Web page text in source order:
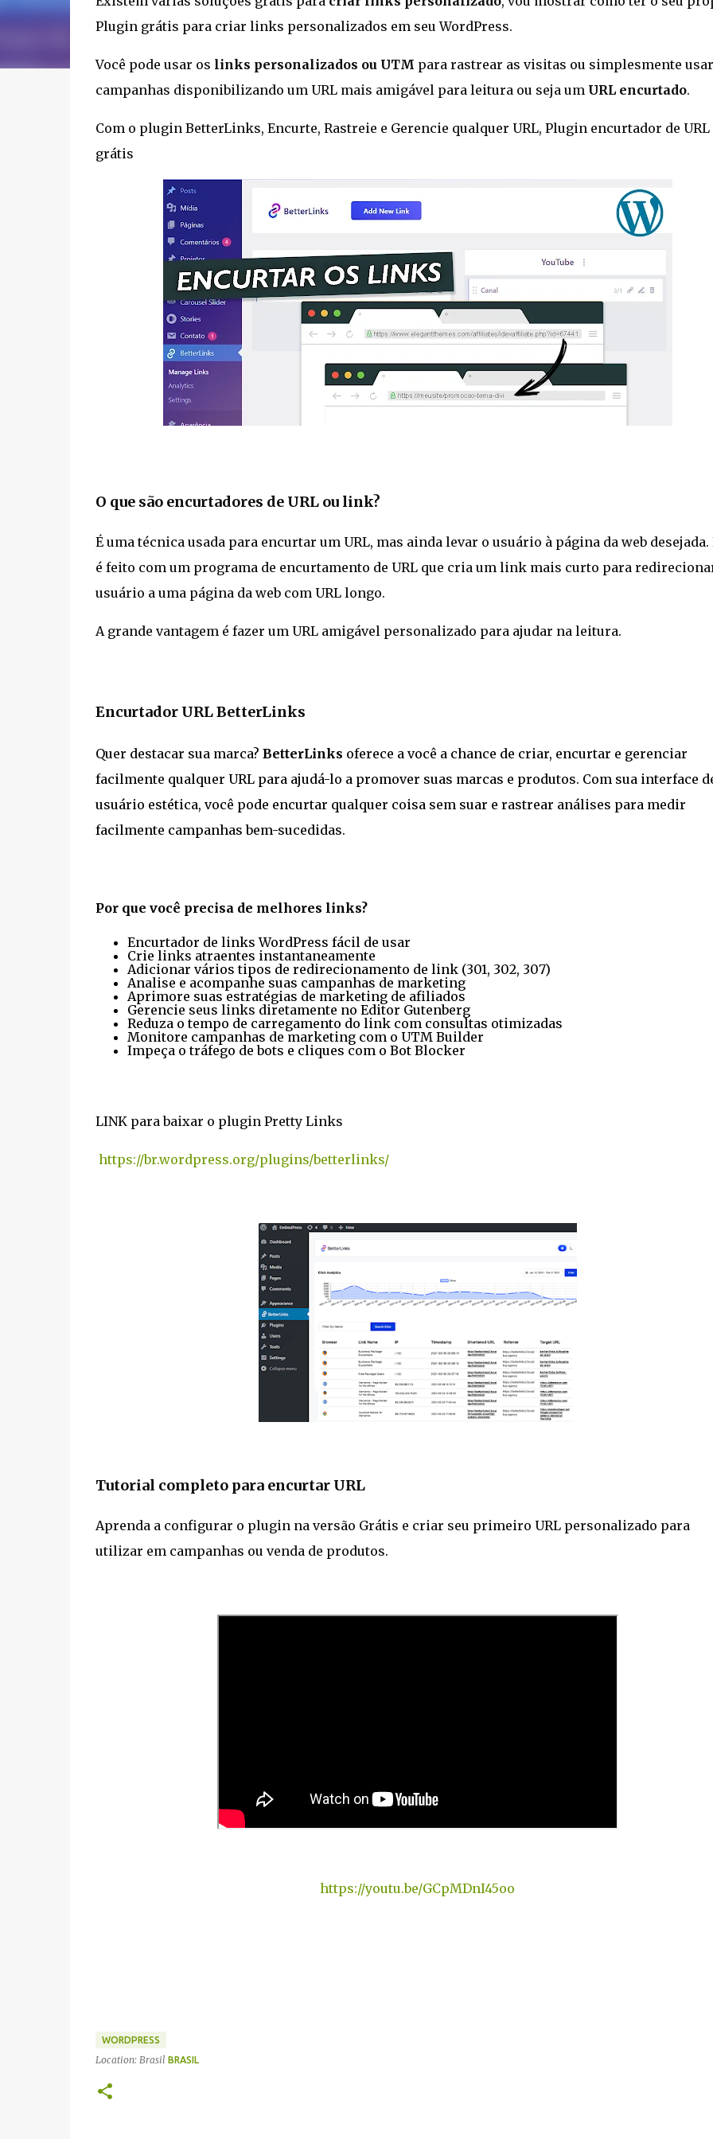
Plugin grátis para criar links personalizados em seu WordPress.
Você pode usar os links personalizados ou UTM para rastrear as visitas ou simplesmente
campanhas disponibilizando um URL mais amigável para leitura ou seja um URL encurtado.
Com o plugin BetterLinks, Encurte, Rastreie e Gerencie qualquer URL, Plugin encurtador de URL
grátis
O que são encurtadores de URL ou link?
É uma técnica usada para encurtar um URL, mas ainda levar o usuário à página da web desejada.
é feito com um programa de encurtamento de URL que cria um link mais curto para
usuário a uma página da web com URL longo.
A grande vantagem é fazer um URL amigável personalizado para ajudar na leitura.
Encurtador URL BetterLinks
Quer destacar sua marca? BetterLinks oferece a você a chance de criar, encurtar e gerenciar
facilmente qualquer URL para ajudá-lo a promover suas marcas e produtos. Com sua interface
usuário estética, você pode encurtar qualquer coisa sem suar e rastrear análises para medir
facilmente campanhas bem-sucedidas.
Por que você precisa de melhores links?
Encurtador de links WordPress fácil de usar
Crie links atraentes instantaneamente
Adicionar vários tipos de redirecionamento de link (301, 302, 307)
Analise e acompanhe suas campanhas de marketing
Aprimore suas estratégias de marketing de afiliados
Gerencie seus links diretamente no Editor Gutenberg
Reduza o tempo de carregamento do link com consultas otimizadas
Monitore campanhas de marketing com o UTM Builder
Impeça o tráfego de bots e cliques com o Bot Blocker
LINK para baixar o plugin Pretty Links
https://br.wordpress.org/plugins/betterlinks/
Tutorial completo para encurtar URL
Aprenda a configurar o plugin na versão Grátis e criar seu primeiro URL personalizado para
utilizar em campanhas ou venda de produtos.
https://youtu.be/GCpMDnI45oo
WORDPRESS
Location: Brasil BRASIL